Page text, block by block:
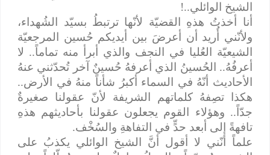
الشيخ الوائلي..!
أنا أخذتُ هذهِ القضيّة لأنّها ترتبطُ بسيّد الشُهداء،
ولأنّني أُريد أن أعرضَ بين أيديكم حُسين المرجعيّة
الشيعيّة العُليا في النجف والذي أبرأ منه تماماً.. لا
أعرفُهُ.. الحُسينُ الذي أعرفهُ حُسينٌ آخر تُحدّثني عنهُ
الأحاديث أنّهُ في السماء أكبرُ شأناً منهُ في الأرض..
هكذا تصِفهُ كلماتهم الشريفة لأنّ عقولنا صغيرةٌ
جدّاً.. وهؤلاء القوم يجعلون عقولنا بأحاديثهم هذهِ
تافهةً إلى أبعد حدٍّ في التفاهةِ والسُخْف.
علماً أنّني لا أقول أنَّ الشيخ الوائلي يكذبُ على